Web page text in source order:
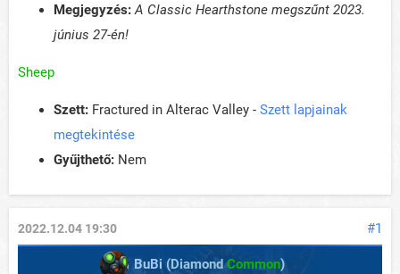
Megjegyzés: A Classic Hearthstone megszűnt 2023.
június 27-én!
Sheep
Szett: Fractured in Alterac Valley - Szett lapjainak
megtekintése
Gyűjthető: Nem
#1
2022.12.04 19:30
BuBi (Diamond Common)